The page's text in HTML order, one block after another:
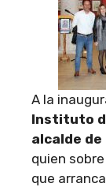
A la
Instituto
alcalde de
quien
que